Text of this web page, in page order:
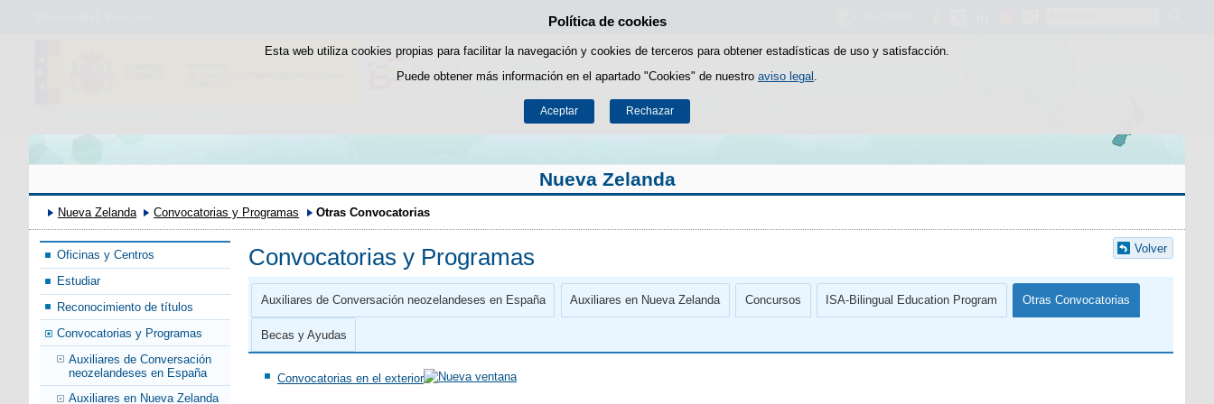
Política de cookies
Esta web utiliza cookies propias para facilitar la navegación y cookies de terceros para obtener estadísticas de uso y satisfacción.
Puede obtener más información en el apartado "Cookies" de nuestro aviso legal
Aceptar Rechazar
Saltar al contenido
Nueva Zelanda
Nueva Zelanda Convocatorias y Programas Otras Convocatorias
Oficinas y Centros
Estudiar
Reconocimiento de títulos
Convocatorias y Programas
Auxiliares de Conversación
neozelandeses en España
Auxiliares en Nueva Zelanda
Volver
Convocatorias y Programas
Auxiliares de Conversación neozelandeses en España Auxiliares en Nueva Zelanda Concursos ISA-Bilingual Education Program Otras Convocatorias
Becas y Ayudas
Convocatorias en el exterior